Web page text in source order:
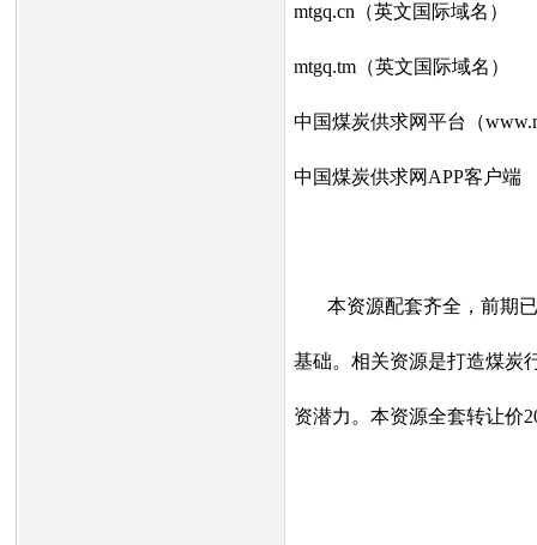
mtgq.cn（英文国际域名）
mtgq.tm（英文国际域名）
中国煤炭供求网平台（
中国煤炭供求网APP客户端
本资源配套齐全，前期已
基础。相关资源是打造煤炭
资潜力。本资源全套转让价